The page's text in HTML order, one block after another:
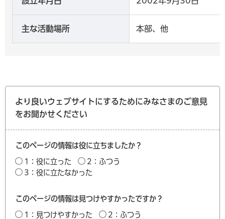
主な活動場所 本部、他
より良いウェブサイトにするためにみなさまのご意見
をお聞かせください
このページの情報は役に立ちましたか？
1：役に立った
2：ふつう
3：役に立たなかった
このページの情報は見つけやすかったですか？
1：見つけやすかった
2：ふつう